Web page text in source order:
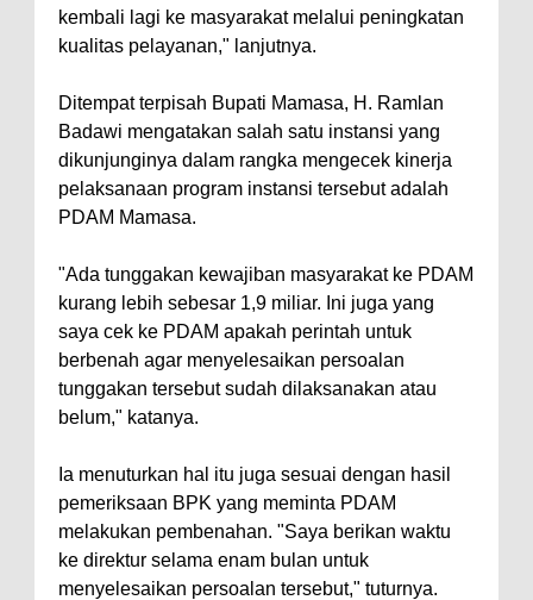
kembali lagi ke masyarakat melalui peningkatan
kualitas pelayanan," lanjutnya.
Ditempat terpisah Bupati Mamasa, H. Ramlan
Badawi mengatakan salah satu instansi yang
dikunjunginya dalam rangka mengecek kinerja
pelaksanaan program instansi tersebut adalah
PDAM Mamasa.
"Ada tunggakan kewajiban masyarakat ke PDAM
kurang lebih sebesar 1,9 miliar. Ini juga yang
saya cek ke PDAM apakah perintah untuk
berbenah agar menyelesaikan persoalan
tunggakan tersebut sudah dilaksanakan atau
belum," katanya.
Ia menuturkan hal itu juga sesuai dengan hasil
pemeriksaan BPK yang meminta PDAM
melakukan pembenahan. "Saya berikan waktu
ke direktur selama enam bulan untuk
menyelesaikan persoalan tersebut," tuturnya.